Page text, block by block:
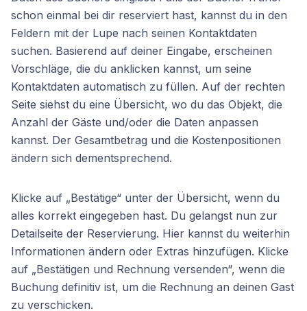
schon einmal bei dir reserviert hast, kannst du in den
Feldern mit der Lupe nach seinen Kontaktdaten
suchen. Basierend auf deiner Eingabe, erscheinen
Vorschläge, die du anklicken kannst, um seine
Kontaktdaten automatisch zu füllen. Auf der rechten
Seite siehst du eine Übersicht, wo du das Objekt, die
Anzahl der Gäste und/oder die Daten anpassen
kannst. Der Gesamtbetrag und die Kostenpositionen
ändern sich dementsprechend.
Klicke auf „Bestätige“ unter der Übersicht, wenn du
alles korrekt eingegeben hast. Du gelangst nun zur
Detailseite der Reservierung. Hier kannst du weiterhin
Informationen ändern oder Extras hinzufügen. Klicke
auf „Bestätigen und Rechnung versenden“, wenn die
Buchung definitiv ist, um die Rechnung an deinen Gast
zu verschicken.